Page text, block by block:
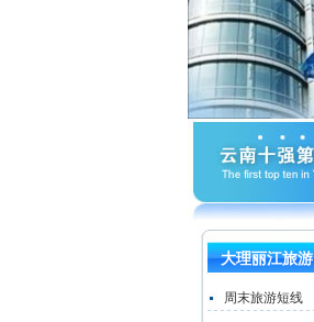
大理丽江旅游
周末旅游短线